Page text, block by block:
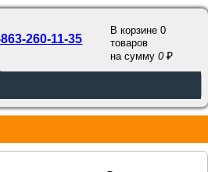
260-11-35
В корзине 0
товаров
на сумму0